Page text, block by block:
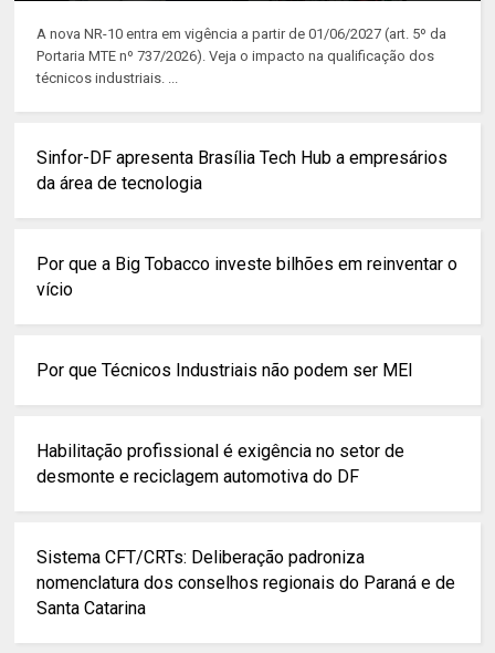
A nova NR-10 entra em vigência a partir de 01/06/2027 (art. 5º da
Portaria MTE nº 737/2026). Veja o impacto na qualificação dos
técnicos industriais. ...
Sinfor-DF apresenta Brasília Tech Hub a empresários
da área de tecnologia
Por que a Big Tobacco investe bilhões em reinventar o
vício
Por que Técnicos Industriais não podem ser MEI
Habilitação profissional é exigência no setor de
desmonte e reciclagem automotiva do DF
Sistema CFT/CRTs: Deliberação padroniza
nomenclatura dos conselhos regionais do Paraná e de
Santa Catarina